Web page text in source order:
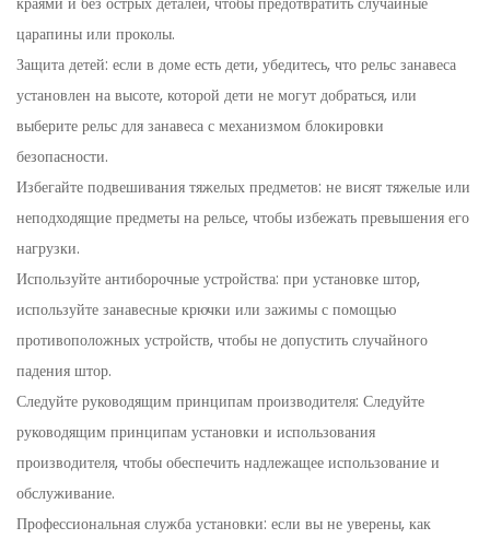
царапины или проколы.
Защита детей: если в доме есть дети, убедитесь, что рельс занавеса
установлен на высоте, которой дети не могут добраться, или
выберите рельс для занавеса с механизмом блокировки
безопасности.
Избегайте подвешивания тяжелых предметов: не висят тяжелые или
неподходящие предметы на рельсе, чтобы избежать превышения его
нагрузки.
Используйте антиборочные устройства: при установке штор,
используйте занавесные крючки или зажимы с помощью
противоположных устройств, чтобы не допустить случайного
падения штор.
Следуйте руководящим принципам производителя: Следуйте
руководящим принципам установки и использования
производителя, чтобы обеспечить надлежащее использование и
обслуживание.
Профессиональная служба установки: если вы не уверены, как